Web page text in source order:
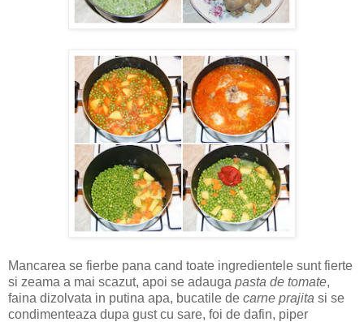
Mancarea se fierbe pana cand toate ingredientele sunt fierte
si zeama a mai scazut, apoi se adauga pasta de tomate,
faina dizolvata in putina apa, bucatile de carne prajita si se
condimenteaza dupa gust cu sare, foi de dafin, piper